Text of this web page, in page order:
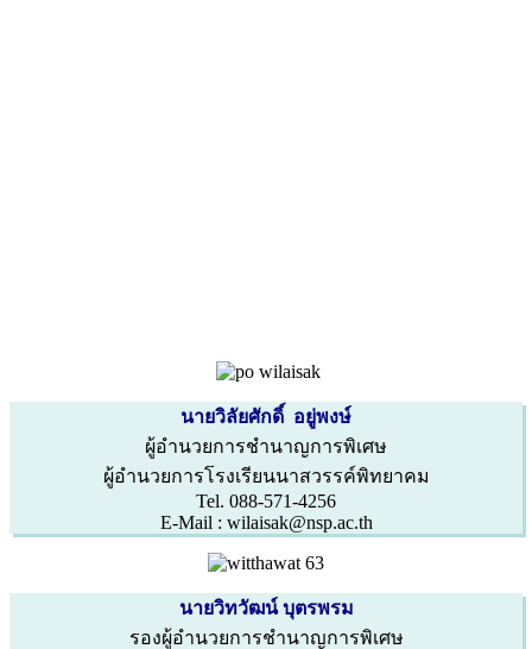
นายวิลัยศักดิ์ อยู่พงษ์
ผู้อำนวยการชำนาญการพิเศษ
ผู้อำนวยการโรงเรียนนาสวรรค์พิทยาคม
Tel. 088-571-4256
E-Mail : wilaisak@nsp.ac.th
นายวิทวัฒน์ บุตรพรม
รองผู้อำนวยการชำนาญการพิเศษ